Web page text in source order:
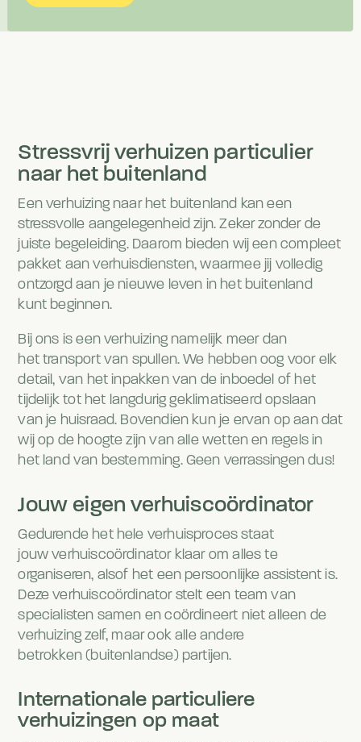
Stressvrij verhuizen particulier
naar het buitenland
Een verhuizing naar het buitenland kan een
stressvolle aangelegenheid zijn. Zeker zonder de
juiste begeleiding. Daarom bieden wij een compleet
pakket aan verhuisdiensten, waarmee jij volledig
ontzorgd aan je nieuwe leven in het buitenland
kunt beginnen.
Bij ons is een verhuizing namelijk meer dan
het transport van spullen. We hebben oog voor elk
detail, van het inpakken van de inboedel of het
tijdelijk tot het langdurig geklimatiseerd opslaan
van je huisraad. Bovendien kun je ervan op aan dat
wij op de hoogte zijn van alle wetten en regels in
het land van bestemming. Geen verrassingen dus!
Jouw eigen verhuiscoördinator
Gedurende het hele verhuisproces staat
jouw verhuiscoördinator klaar om alles te
organiseren, alsof het een persoonlijke assistent is.
Deze verhuiscoördinator stelt een team van
specialisten samen en coördineert niet alleen de
verhuizing zelf, maar ook alle andere
betrokken (buitenlandse) partijen.
Internationale particuliere
verhuizingen op maat